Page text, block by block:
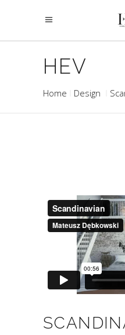
HEV
Home Design